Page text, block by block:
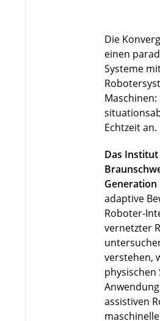
Die
einen
Systeme
Echtzeit an.
Das
adaptive
Roboter-
vernetzter
verstehen,
physischen
assistiven